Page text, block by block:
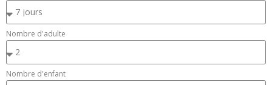
Nombre d'adulte
Nombre d'enfant